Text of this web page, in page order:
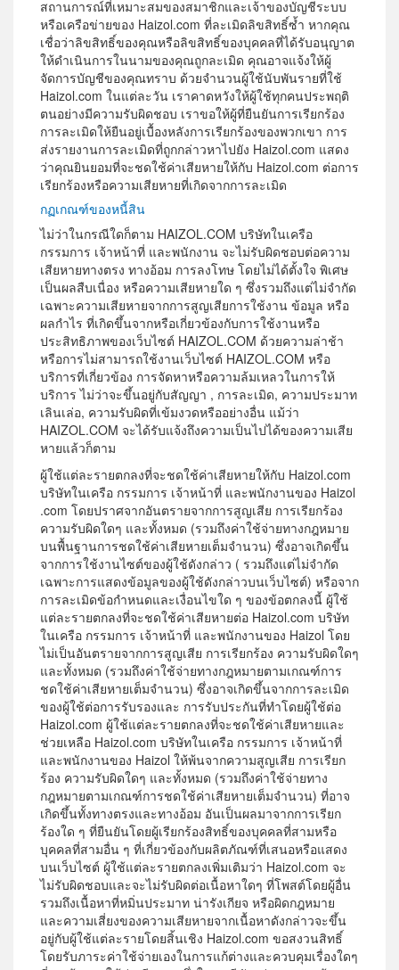
สถานการณ์ที่เหมาะสมของสมาชิกและเจ้าของบัญชีระบบ
หรือเครือข่ายของ Haizol.com ที่ละเมิดลิขสิทธิ์ซ้ำ หากคุณ
เชื่อว่าลิขสิทธิ์ของคุณหรือลิขสิทธิ์ของบุคคลที่ได้รับอนุญาต
ให้ดำเนินการในนามของคุณถูกละเมิด คุณอาจแจ้งให้ผู้
จัดการบัญชีของคุณทราบ ด้วยจำนวนผู้ใช้นับพันรายที่ใช้
Haizol.com ในแต่ละวัน เราคาดหวังให้ผู้ใช้ทุกคนประพฤติ
ตนอย่างมีความรับผิดชอบ เราขอให้ผู้ที่ยืนยันการเรียกร้อง
การละเมิดให้ยืนอยู่เบื้องหลังการเรียกร้องของพวกเขา การ
ส่งรายงานการละเมิดที่ถูกกล่าวหาไปยัง Haizol.com แสดง
ว่าคุณยินยอมที่จะชดใช้ค่าเสียหายให้กับ Haizol.com ต่อการ
เรียกร้องหรือความเสียหายที่เกิดจากการละเมิด
กฏเกณฑ์ของหนี้สิน
ไม่ว่าในกรณีใดก็ตาม HAIZOL.COM บริษัทในเครือ
กรรมการ เจ้าหน้าที่ และพนักงาน จะไม่รับผิดชอบต่อความ
เสียหายทางตรง ทางอ้อม การลงโทษ โดยไม่ได้ตั้งใจ พิเศษ
เป็นผลสืบเนื่อง หรือความเสียหายใด ๆ ซึ่งรวมถึงแต่ไม่จำกัด
เฉพาะความเสียหายจากการสูญเสียการใช้งาน ข้อมูล หรือ
ผลกำไร ที่เกิดขึ้นจากหรือเกี่ยวข้องกับการใช้งานหรือ
ประสิทธิภาพของเว็บไซต์ HAIZOL.COM ด้วยความล่าช้า
หรือการไม่สามารถใช้งานเว็บไซต์ HAIZOL.COM หรือ
บริการที่เกี่ยวข้อง การจัดหาหรือความล้มเหลวในการให้
บริการ ไม่ว่าจะขึ้นอยู่กับสัญญา , การละเมิด, ความประมาท
เลินเล่อ, ความรับผิดที่เข้มงวดหรืออย่างอื่น แม้ว่า
HAIZOL.COM จะได้รับแจ้งถึงความเป็นไปได้ของความเสีย
หายแล้วก็ตาม
ผู้ใช้แต่ละรายตกลงที่จะชดใช้ค่าเสียหายให้กับ Haizol.com
บริษัทในเครือ กรรมการ เจ้าหน้าที่ และพนักงานของ Haizol
.com โดยปราศจากอันตรายจากการสูญเสีย การเรียกร้อง
ความรับผิดใดๆ และทั้งหมด (รวมถึงค่าใช้จ่ายทางกฎหมาย
บนพื้นฐานการชดใช้ค่าเสียหายเต็มจำนวน) ซึ่งอาจเกิดขึ้น
จากการใช้งานไซต์ของผู้ใช้ดังกล่าว ( รวมถึงแต่ไม่จำกัด
เฉพาะการแสดงข้อมูลของผู้ใช้ดังกล่าวบนเว็บไซต์) หรือจาก
การละเมิดข้อกำหนดและเงื่อนไขใด ๆ ของข้อตกลงนี้ ผู้ใช้
แต่ละรายตกลงที่จะชดใช้ค่าเสียหายต่อ Haizol.com บริษัท
ในเครือ กรรมการ เจ้าหน้าที่ และพนักงานของ Haizol โดย
ไม่เป็นอันตรายจากการสูญเสีย การเรียกร้อง ความรับผิดใดๆ
และทั้งหมด (รวมถึงค่าใช้จ่ายทางกฎหมายตามเกณฑ์การ
ชดใช้ค่าเสียหายเต็มจำนวน) ซึ่งอาจเกิดขึ้นจากการละเมิด
ของผู้ใช้ต่อการรับรองและ การรับประกันที่ทำโดยผู้ใช้ต่อ
Haizol.com ผู้ใช้แต่ละรายตกลงที่จะชดใช้ค่าเสียหายและ
ช่วยเหลือ Haizol.com บริษัทในเครือ กรรมการ เจ้าหน้าที่
และพนักงานของ Haizol ให้พ้นจากความสูญเสีย การเรียก
ร้อง ความรับผิดใดๆ และทั้งหมด (รวมถึงค่าใช้จ่ายทาง
กฎหมายตามเกณฑ์การชดใช้ค่าเสียหายเต็มจำนวน) ที่อาจ
เกิดขึ้นทั้งทางตรงและทางอ้อม อันเป็นผลมาจากการเรียก
ร้องใด ๆ ที่ยืนยันโดยผู้เรียกร้องสิทธิ์ของบุคคลที่สามหรือ
บุคคลที่สามอื่น ๆ ที่เกี่ยวข้องกับผลิตภัณฑ์ที่เสนอหรือแสดง
บนเว็บไซต์ ผู้ใช้แต่ละรายตกลงเพิ่มเติมว่า Haizol.com จะ
ไม่รับผิดชอบและจะไม่รับผิดต่อเนื้อหาใดๆ ที่โพสต์โดยผู้อื่น
รวมถึงเนื้อหาที่หมิ่นประมาท น่ารังเกียจ หรือผิดกฎหมาย
และความเสี่ยงของความเสียหายจากเนื้อหาดังกล่าวจะขึ้น
อยู่กับผู้ใช้แต่ละรายโดยสิ้นเชิง Haizol.com ขอสงวนสิทธิ์
โดยรับภาระค่าใช้จ่ายเองในการแก้ต่างและควบคุมเรื่องใดๆ